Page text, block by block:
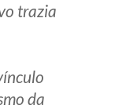
trazia
da